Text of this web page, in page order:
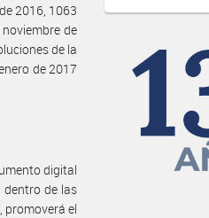
2016, 1063
de
de la
de 2017
digital
dentro de las
promoverá el